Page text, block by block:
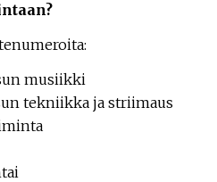
musiikki
tekniikka ja striimaus